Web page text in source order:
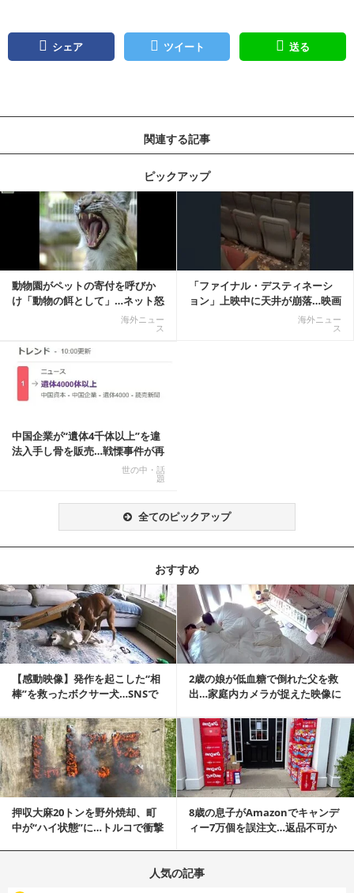
シェア ツイート 送る
関連する記事
ピックアップ
動物園がペットの寄付を呼びか
け「動物の餌として」…ネット怒
海外ニュー
ス
「ファイナル・デスティネーシ
ョン」上映中に天井が崩落…映画
海外ニュー
ス
記事を読む
中国企業が“遺体4千体以上”を違
法入手し骨を販売…戦慄事件が再
世の中・話
題
全てのピックアップ
おすすめ
【感動映像】発作を起こした“相
棒”を救ったボクサー犬…SNSで
2歳の娘が低血糖で倒れた父を救
出…家庭内カメラが捉えた映像に
記事を読む
押収大麻20トンを野外焼却、町
中が“ハイ状態”に…トルコで衝撃
8歳の息子がAmazonでキャンデ
ィー7万個を誤注文…返品不可か
記事を読む
人気の記事